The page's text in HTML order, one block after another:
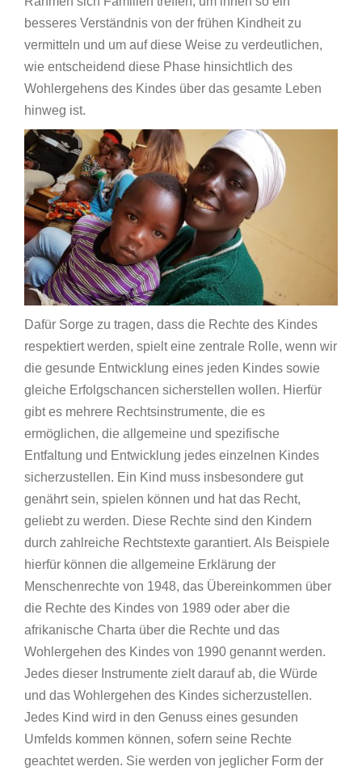
besseres Verständnis von der frühen Kindheit zu
vermitteln und um auf diese Weise zu verdeutlichen,
wie entscheidend diese Phase hinsichtlich des
Wohlergehens des Kindes über das gesamte Leben
hinweg ist.
Dafür Sorge zu tragen, dass die Rechte des Kindes
respektiert werden, spielt eine zentrale Rolle, wenn wir
die gesunde Entwicklung eines jeden Kindes sowie
gleiche Erfolgschancen sicherstellen wollen. Hierfür
gibt es mehrere Rechtsinstrumente, die es
ermöglichen, die allgemeine und spezifische
Entfaltung und Entwicklung jedes einzelnen Kindes
sicherzustellen. Ein Kind muss insbesondere gut
genährt sein, spielen können und hat das Recht,
geliebt zu werden. Diese Rechte sind den Kindern
durch zahlreiche Rechtstexte garantiert. Als Beispiele
hierfür können die allgemeine Erklärung der
Menschenrechte von 1948, das Übereinkommen über
die Rechte des Kindes von 1989 oder aber die
afrikanische Charta über die Rechte und das
Wohlergehen des Kindes von 1990 genannt werden.
Jedes dieser Instrumente zielt darauf ab, die Würde
und das Wohlergehen des Kindes sicherzustellen.
Jedes Kind wird in den Genuss eines gesunden
Umfelds kommen können, sofern seine Rechte
geachtet werden. Sie werden von jeglicher Form der